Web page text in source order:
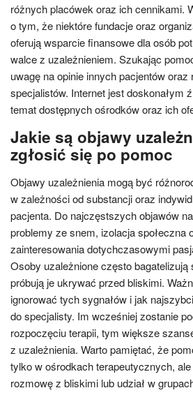
różnych placówek oraz ich cennikami.
o tym, że niektóre fundacje oraz
oferują wsparcie finansowe dla osób
walce z uzależnieniem. Szukając
uwagę na opinie innych pacjentów oraz
specjalistów. Internet jest doskonałym
temat dostępnych ośrodków oraz ich
Jakie są objawy
zgłosić się po pomoc
Objawy uzależnienia mogą być
w zależności od substancji oraz
pacjenta. Do najczęstszych objawów
problemy ze snem, izolacja społeczna
zainteresowania dotychczasowymi
Osoby uzależnione często bagatelizują
próbują je ukrywać przed bliskimi.
ignorować tych sygnałów i jak
do specjalisty. Im wcześniej zostanie
rozpoczęciu terapii, tym większe
z uzależnienia. Warto pamiętać, że
tylko w ośrodkach terapeutycznych,
rozmowę z bliskimi lub udział w